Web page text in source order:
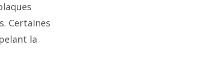
Certaines
la